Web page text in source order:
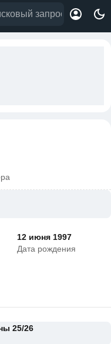
12 июня 1997
Дата рождения
25/26